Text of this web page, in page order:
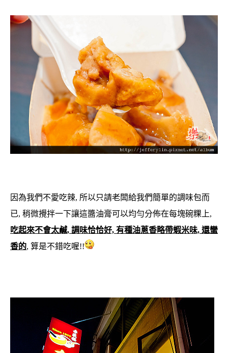
因為我們不愛吃辣, 所以只請老闆給我們簡單的調味包而
已, 稍微攪拌一下讓這醬油膏可以均勻分佈在每塊碗粿上,
吃起來不會太鹹, 調味恰恰好, 有種油蔥香略帶蝦米味, 還蠻
香的, 算是不錯吃喔!!